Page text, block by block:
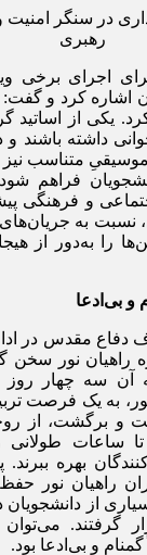
اجرای برخی
اشاره کرد و
یکی از اساتید
داشته باشند و
متناسب نیز
فراهم
و فرهنگی
نسبت به
را به‌دور از
و بی‌ادعا
مقدس در
راهیان نور سخن
آن سه چهار روز
به یک فرصت
برگشت، از
طولانی
بهره
راهیان نور
از دانشجویان
گرفتند.
و بی‌ادعا بود.